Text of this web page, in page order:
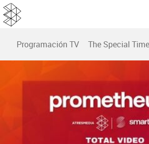
Programación TV The Special